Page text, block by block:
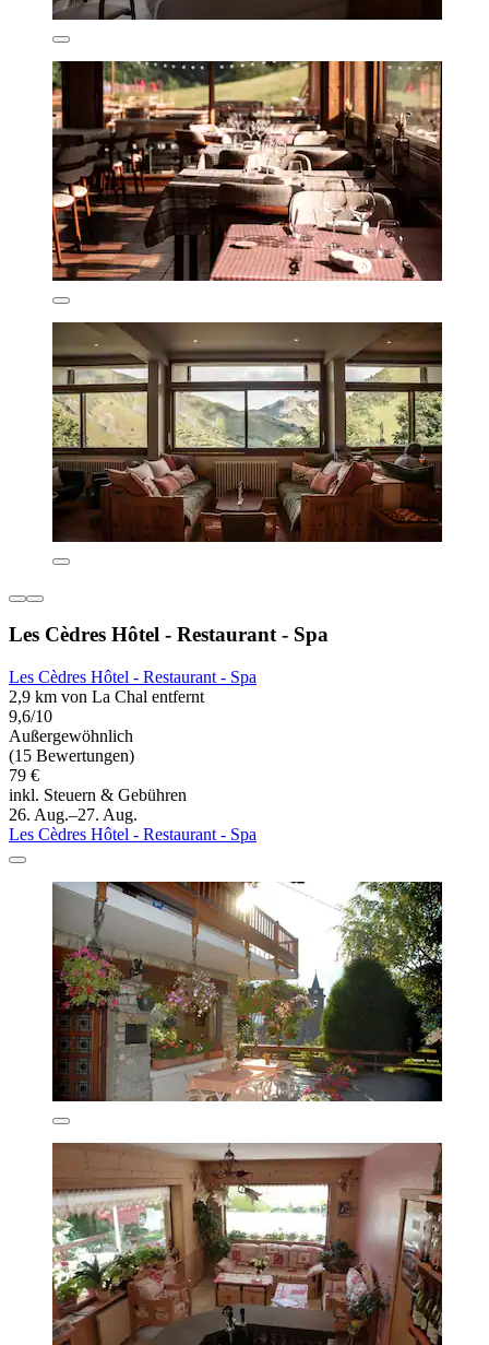
Les Cèdres Hôtel - Restaurant - Spa
Les Cèdres Hôtel - Restaurant - Spa
2,9 km von La Chal entfernt
9,6/10
Außergewöhnlich
(15 Bewertungen)
79 €
inkl. Steuern & Gebühren
26. Aug.–27. Aug.
Les Cèdres Hôtel - Restaurant - Spa